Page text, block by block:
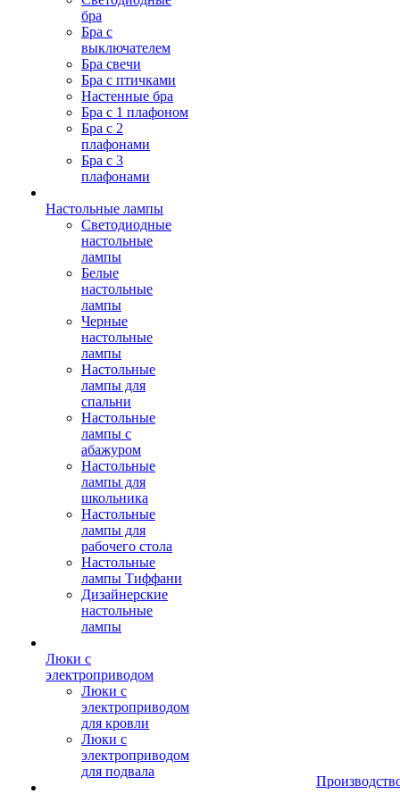
бра
Бра с
выключателем
Бра свечи
Бра с птичками
Настенные бра
Бра с 1 плафоном
Бра с 2
плафонами
Бра с 3
плафонами
Настольные лампы
Светодиодные
настольные
лампы
Белые
настольные
лампы
Черные
настольные
лампы
Настольные
лампы для
спальни
Настольные
лампы с
абажуром
Настольные
лампы для
школьника
Настольные
лампы для
рабочего стола
Настольные
лампы Тиффани
Дизайнерские
настольные
лампы
Люки с
электроприводом
Люки с
электроприводом
для кровли
Люки с
электроприводом
для подвала